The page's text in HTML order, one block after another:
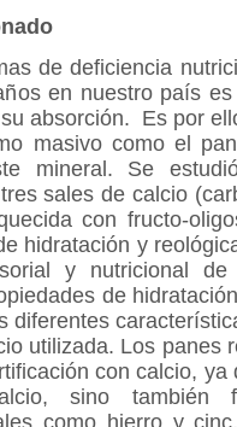
de deficiencia
en nuestro país
absorción. Es por
masivo como el
mineral. Se
sales de calcio
con fructo-
hidratación y
y nutricional
de
diferentes
utilizada. Los panes
con calcio, ya
sino también
como hierro y